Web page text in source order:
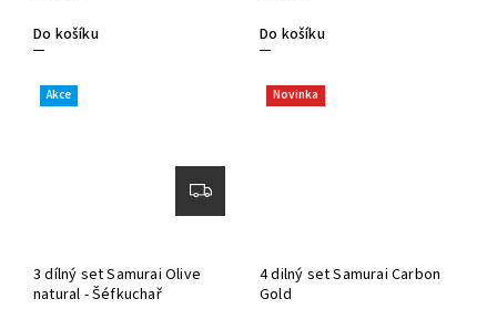
Do košíku Do košíku
Akce
3 dílný set Samurai Olive
natural - Šéfkuchař
Novinka
4 dilný set Samurai Carbon
Gold